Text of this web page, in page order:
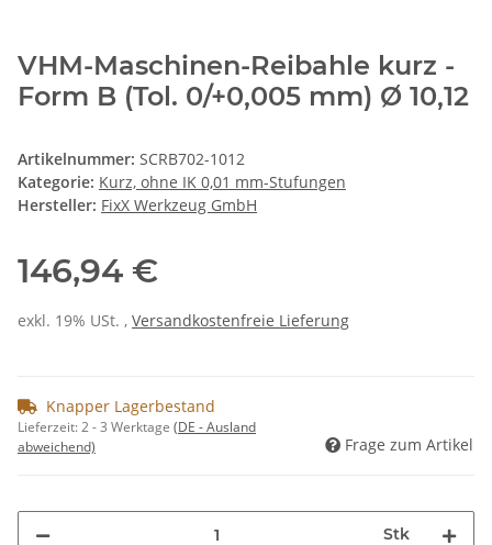
VHM-Maschinen-Reibahle kurz -
Form B (Tol. 0/+0,005 mm) Ø 10,12
Artikelnummer: SCRB702-1012
Kategorie: Kurz, ohne IK 0,01 mm-Stufungen
Hersteller: FixX Werkzeug GmbH
146,94 €
exkl. 19% USt. , Versandkostenfreie Lieferung
Knapper Lagerbestand
Lieferzeit:2 - 3 Werktage (DE - Ausland
abweichend)
Frage zum Artikel
Stk